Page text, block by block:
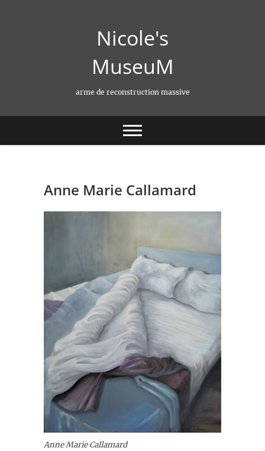
Nicole's
MuseuM
arme de reconstruction massive
Anne Marie Callamard
Anne Marie Callamard